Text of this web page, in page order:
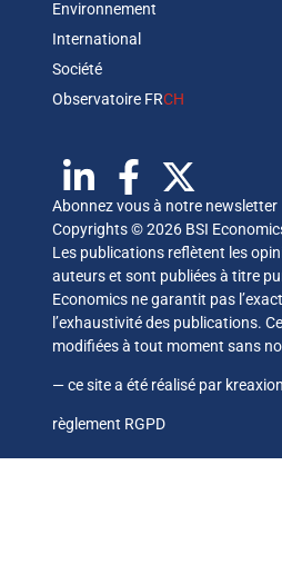
Environnement
International
Société
Observatoire FRCH
Abonnez vous à notre newsletter
Copyrights © 2026 BSI
Les publications reflètent les
auteurs et sont publiées à titre
Economics ne garantit pas
l’exhaustivité des publications.
modifiées à tout moment sans
— ce site a été réalisé par
règlement RGPD